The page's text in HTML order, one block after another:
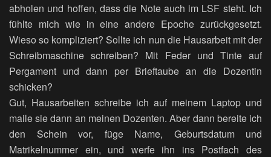
abholen und hoffen, dass die Note auch im LSF steht. Ich
fühlte mich wie in eine andere Epoche zurückgesetzt.
Wieso so kompliziert? Sollte ich nun die Hausarbeit mit der
Schreibmaschine schreiben? Mit Feder und Tinte auf
Pergament und dann per Brieftaube an die Dozentin
schicken?
Gut, Hausarbeiten schreibe ich auf meinem Laptop und
maile sie dann an meinen Dozenten. Aber dann bereite ich
den Schein vor, füge Name, Geburtsdatum und
Matrikelnummer ein, und werfe ihn ins Postfach des